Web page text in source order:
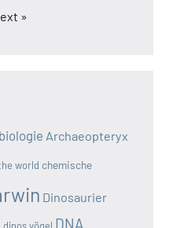
»
Archaeopteryx
world chemische
Dinosaurier
dinos vögel DNA